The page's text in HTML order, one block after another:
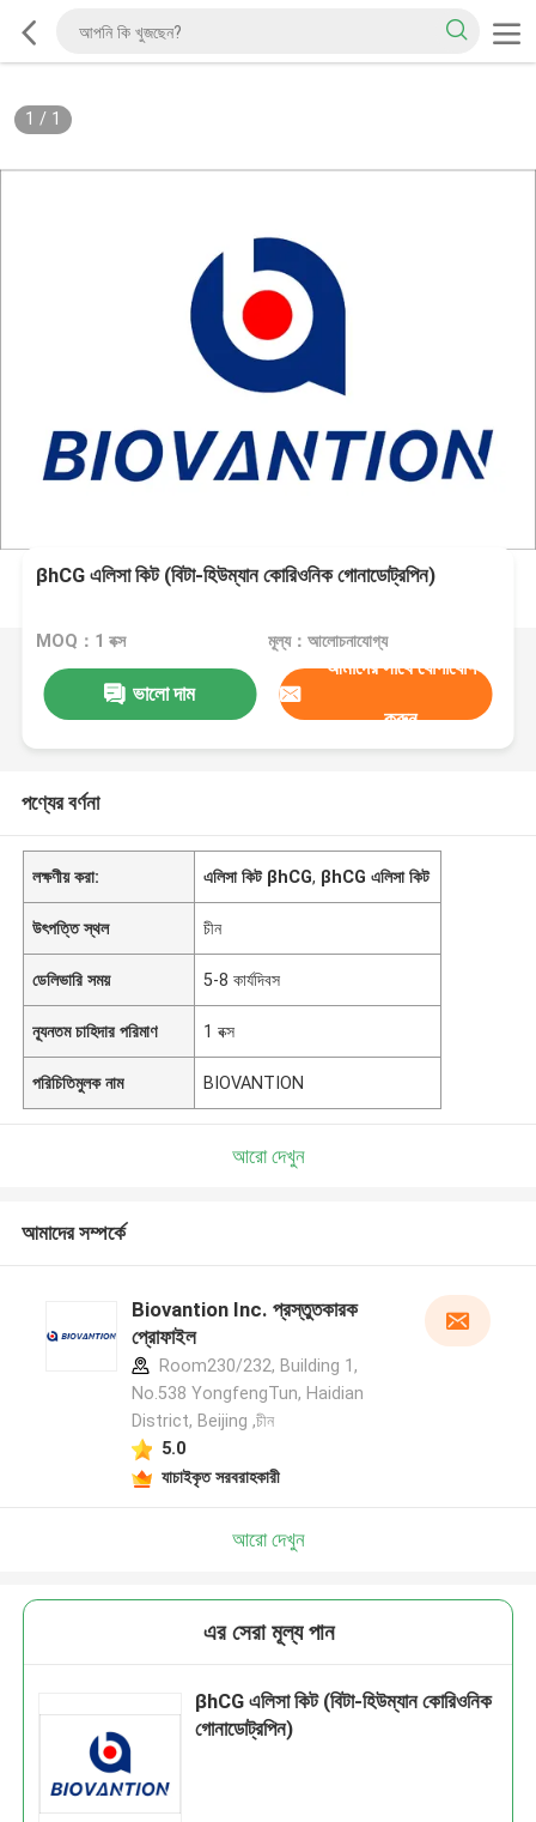
1 / 1
βhCG এলিসা কিট (বিটা-হিউম্যান কোরিওনিক গোনাডোট্রপিন)
MOQ：1 বক্স মূল্য：আলোচনাযোগ্য
ভালো দাম
আমাদের সাথে যোগাযোগ
করুন
পণ্যের বর্ণনা
লক্ষণীয় করা: এলিসা কিট βhCG, βhCG এলিসা কিট
উৎপত্তি স্থল চীন
ডেলিভারি সময় 5-8 কার্যদিবস
ন্যূনতম চাহিদার পরিমাণ 1 বক্স
পরিচিতিমুলক নাম BIOVANTION
আরো দেখুন
আমাদের সম্পর্কে
Biovantion Inc. প্রস্তুতকারক
প্রোফাইল
Room230/232, Building 1,
No.538 YongfengTun, Haidian
District, Beijing ,চীন
5.0
যাচাইকৃত সরবরাহকারী
আরো দেখুন
এর সেরা মূল্য পান
βhCG এলিসা কিট (বিটা-হিউম্যান কোরিওনিক
গোনাডোট্রপিন)